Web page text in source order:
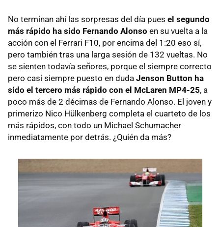
No terminan ahí las sorpresas del día pues el segundo
más rápido ha sido Fernando Alonso en su vuelta a la
acción con el Ferrari F10, por encima del 1:20 eso sí,
pero también tras una larga sesión de 132 vueltas. No
se sienten todavía señores, porque el siempre correcto
pero casi siempre puesto en duda Jenson Button ha
sido el tercero más rápido con el McLaren MP4-25, a
poco más de 2 décimas de Fernando Alonso. El joven y
primerizo Nico Hülkenberg completa el cuarteto de los
más rápidos, con todo un Michael Schumacher
inmediatamente por detrás. ¿Quién da más?